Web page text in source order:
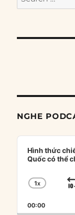
for:
NGHE
Audio
Player
Hình thức
Quốc có thể
RATE
1X
00:00